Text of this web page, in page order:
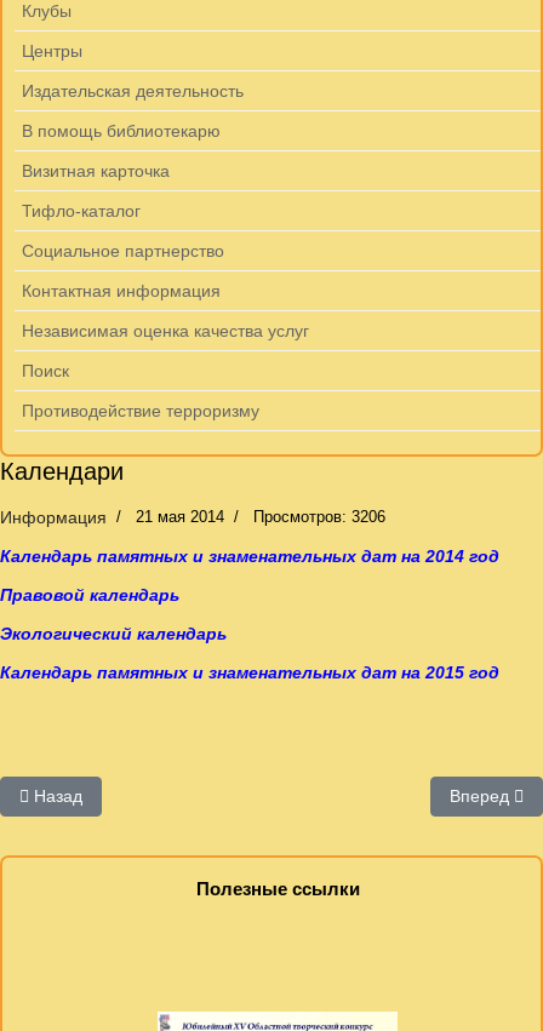
Клубы
Центры
Издательская деятельность
В помощь библиотекарю
Визитная карточка
Тифло-каталог
Социальное партнерство
Контактная информация
Независимая оценка качества услуг
Поиск
Противодействие терроризму
Календари
Информация 21 мая 2014 Просмотров: 3206
Календарь памятных и знаменательных дат на 2014 год
Правовой календарь
Экологический календарь
Календарь памятных и знаменательных дат на 2015 год
Предыдущий: Календарь правовой
Назад Вперед
Полезные ссылки